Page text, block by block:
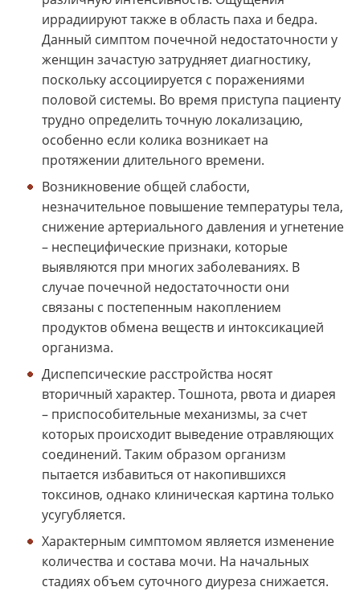
иррадиируют также в область паха и бедра.
Данный симптом почечной недостаточности у
женщин зачастую затрудняет диагностику,
поскольку ассоциируется с поражениями
половой системы. Во время приступа пациенту
трудно определить точную локализацию,
особенно если колика возникает на
протяжении длительного времени.
Возникновение общей слабости,
незначительное повышение температуры тела,
снижение артериального давления и угнетение
– неспецифические признаки, которые
выявляются при многих заболеваниях. В
случае почечной недостаточности они
связаны с постепенным накоплением
продуктов обмена веществ и интоксикацией
организма.
Диспепсические расстройства носят
вторичный характер. Тошнота, рвота и диарея
– приспособительные механизмы, за счет
которых происходит выведение отравляющих
соединений. Таким образом организм
пытается избавиться от накопившихся
токсинов, однако клиническая картина только
усугубляется.
Характерным симптомом является изменение
количества и состава мочи. На начальных
стадиях объем суточного диуреза снижается.